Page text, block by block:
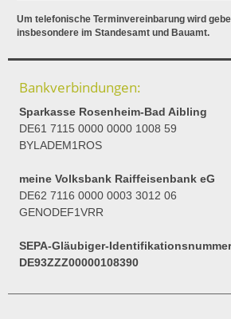
Um telefonische Terminvereinbarung wird
insbesondere im Standesamt und Bauamt.
Bankverbindungen:
Sparkasse Rosenheim-Bad Aibling
DE61 7115 0000 0000 1008 59
BYLADEM1ROS
meine Volksbank Raiffeisenbank eG
DE62 7116 0000 0003 3012 06
GENODEF1VRR
SEPA-Gläubiger-Identifikationsnummer
DE93ZZZ00000108390